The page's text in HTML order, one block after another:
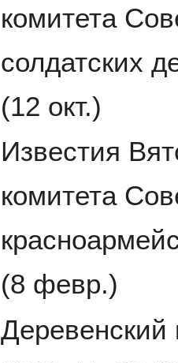
комитета
солдатских
(12 окт.)
Известия
комитета
(8 февр.)